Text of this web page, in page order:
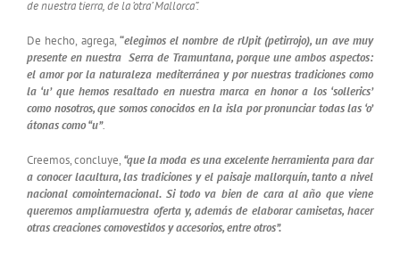
de nuestra tierra, de la ‘otra’ Mallorca”.
De hecho, agrega, “elegimos el nombre de rUpit (petirrojo), un ave muy
presente en nuestra Serra de Tramuntana, porque une ambos aspectos:
el amor por la naturaleza mediterránea y por nuestras tradiciones como
la ‘u’ que hemos resaltado en nuestra marca en honor a los ‘sollerics’
como nosotros, que somos conocidos en la isla por pronunciar todas las ‘o’
átonas como “u”.
Creemos, concluye, “que la moda es una excelente herramienta para dar
a conocer lacultura, las tradiciones y el paisaje mallorquín, tanto a nivel
nacional comointernacional. Si todo va bien de cara al año que viene
queremos ampliarnuestra oferta y, además de elaborar camisetas, hacer
otras creaciones comovestidos y accesorios, entre otros”.